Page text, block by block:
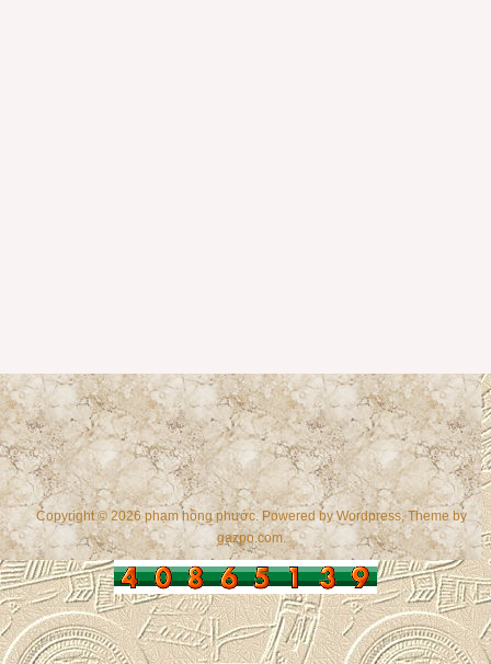
Copyright © 2026 phạm hồng phước. Powered byWordpress , Theme by
gazpo.com.